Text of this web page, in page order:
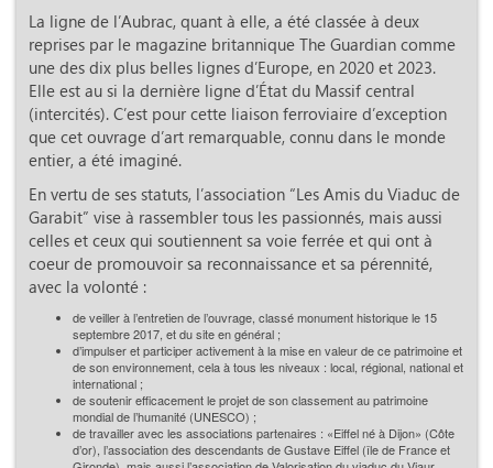
La ligne de l’Aubrac, quant à elle, a été classée à deux
reprises par le magazine britannique The Guardian comme
une des dix plus belles lignes d’Europe, en 2020 et 2023.
Elle est au si la dernière ligne d’État du Massif central
(intercités). C’est pour cette liaison ferroviaire d’exception
que cet ouvrage d’art remarquable, connu dans le monde
entier, a été imaginé.
En vertu de ses statuts, l’association “Les Amis du Viaduc de
Garabit” vise à rassembler tous les passionnés, mais aussi
celles et ceux qui soutiennent sa voie ferrée et qui ont à
coeur de promouvoir sa reconnaissance et sa pérennité,
avec la volonté :
de veiller à l’entretien de l’ouvrage, classé monument historique le 15
septembre 2017, et du site en général ;
d’impulser et participer activement à la mise en valeur de ce patrimoine et
de son environnement, cela à tous les niveaux : local, régional, national et
international ;
de soutenir efficacement le projet de son classement au patrimoine
mondial de l’humanité (UNESCO) ;
de travailler avec les associations partenaires : «Eiffel né à Dijon» (Côte
d’or), l’association des descendants de Gustave Eiffel (île de France et